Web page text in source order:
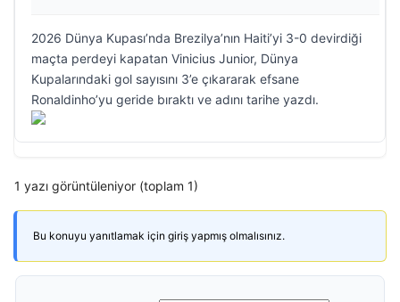
2026 Dünya Kupası’nda Brezilya’nın Haiti’yi 3-0 devirdiği
maçta perdeyi kapatan Vinicius Junior, Dünya
Kupalarındaki gol sayısını 3’e çıkararak efsane
Ronaldinho’yu geride bıraktı ve adını tarihe yazdı.
1 yazı görüntüleniyor (toplam 1)
Bu konuyu yanıtlamak için giriş yapmış olmalısınız.